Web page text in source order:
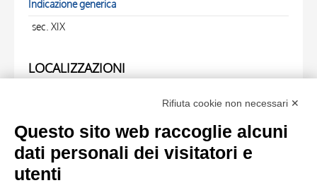
Indicazione generica
sec. XIX
LOCALIZZAZIONI
Scheda foto
Anonimo , Troyon, Constant - sec. XIX - Die Tränke ,
fronte
Rifiuta cookie non necessari ✕
Questo sito web raccoglie alcuni
dati personali dei visitatori e
utenti